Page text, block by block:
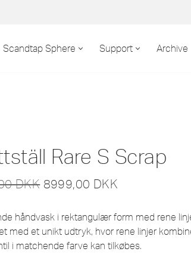
Scandtap Sphere Support Archive
Rare S Scrap
DKK 8999,00 DKK
håndvask i rektangulær form med rene
med et unikt udtryk, hvor rene linjer
i matchende farve kan tilkøbes.